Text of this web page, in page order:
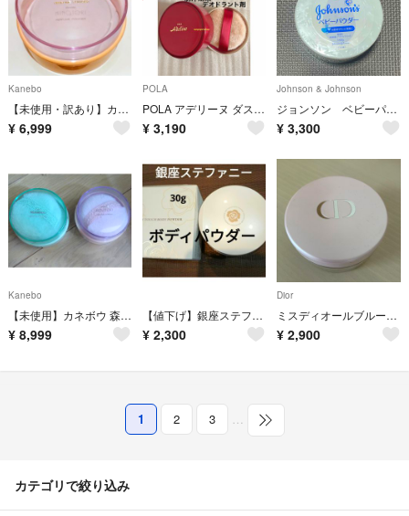
Kanebo
【未使用・訳あり】カネボウ ボディパウダー 火の鳥
¥ 6,999
POLA
POLA アデリーヌ ダスティングパウダー ローズアコード 100g
¥ 3,190
Johnson & Johnson
ジョンソン ベビーパウダー 140g 未開封
¥ 3,300
Kanebo
【未使用】カネボウ 森の精 火の鳥ボディパウダー 2点セット
¥ 8,999
【値下げ】銀座ステファニー ボディパウダー 【新品・未使用品】🌺
¥ 2,300
Dior
ミスディオールブルーミングボディパウダー
¥ 2,900
1 2 3 …
カテゴリで絞り込み